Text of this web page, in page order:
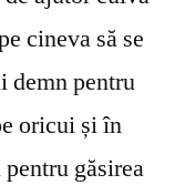
cineva să se
demn pentru
oricui și în
găsirea